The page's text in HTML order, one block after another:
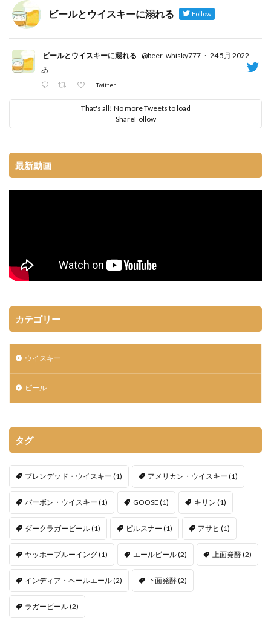
ビールとウイスキーに溺れる Follow
ビールとウイスキーに溺れる @beer_whisky777 · 24 5月 2022
あ
Twitter
That's all! No more Tweets to load
ShareFollow
最新動画
カテゴリー
ウイスキー
ビール
タグ
ブレンデッド・ウイスキー (1) アメリカン・ウイスキー (1)
バーボン・ウイスキー (1) GOOSE (1) キリン (1)
ダークラガービール(1) ピルスナー (1) アサヒ (1)
ヤッホーブルーイング(1) エールビール(2) 上面発酵(2)
インディア・ペールエール(2) 下面発酵(2)
ラガービール(2)